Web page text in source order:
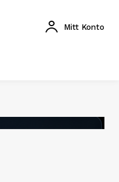
Mitt Konto